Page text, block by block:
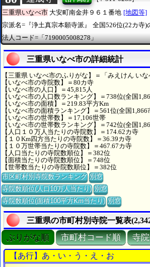
三重県いなべ市 大安町南金井９６１番地 [地図等]
宗派名=『浄土真宗本願寺派』
全国526位(22カ寺)
法人コード=「7190005008278」
三重県いなべ市の詳細統計
【三重県 いなべ市のふりがな】＝「みえけん いな
【いなべ市の寺院数】＝80カ寺
【いなべ市の人口】＝45,815人
【いなべ市の人口数ランキング】＝738位(全国
【いなべ市の面積】＝219.83平方Km
【いなべ市の面積ランキング】＝561位(全国
【いなべ市の世帯数】＝17,106世帯
【いなべ市の世帯数ランキング】＝742位(全国
【人口１０万人当たりの寺院数】＝174.62カ寺
【１０Km四方当たりの寺院数】＝36.39カ寺
【１０万世帯当たりの寺院数】＝467.67カ寺
【人口当たりの寺院数順位】＝382位
【面積当たりの寺院数順位】＝748位
【世帯数当たりの寺院数順位】＝382位
市区町村別寺院数ランキング 別窓
寺院数順位(人口10万人当たり) 別窓
寺院数順位(面積100平方Km当たり) 別窓
三重県の市町村別寺院一覧表
ぶりがな順 市町村コード順 寺
【あ行】あ・い・う・え・お